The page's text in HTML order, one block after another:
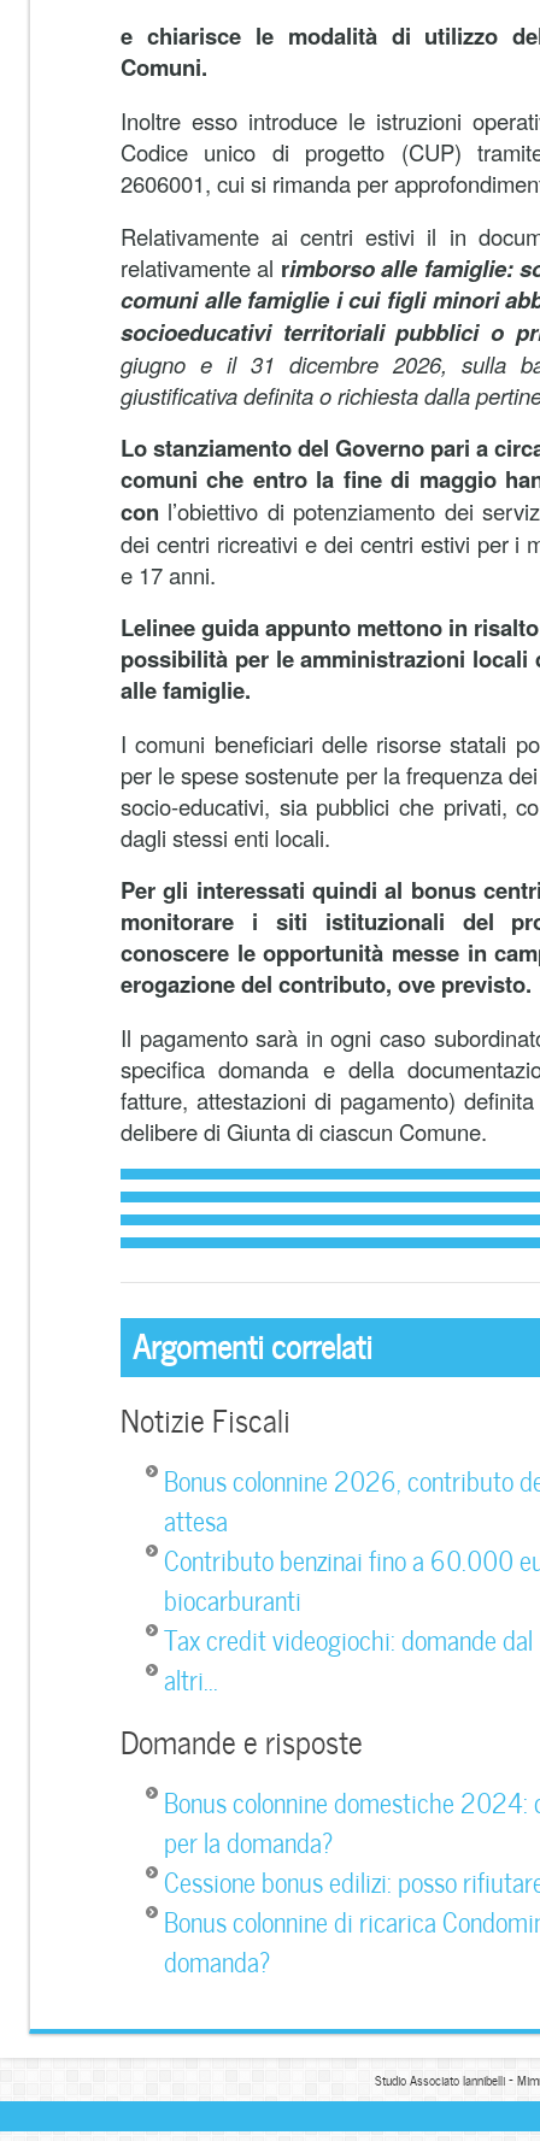
e chiarisce le modalità di utilizzo
Comuni.
Inoltre esso introduce le istruzioni
Codice unico di progetto (CUP)
2606001, cui si rimanda per
Relativamente ai centri estivi il in
relativamente al rimborso alle famiglie:
comuni alle famiglie i cui figli minori
socioeducativi territoriali pubblici o
giugno e il 31 dicembre 2026, sulla
giustificativa definita o richiesta dalla
Lo stanziamento del Governo pari a
comuni che entro la fine di maggio
con l’obiettivo di potenziamento dei
dei centri ricreativi e dei centri estivi per i
e 17 anni.
Lelinee guida appunto mettono in
possibilità per le amministrazioni
alle famiglie.
I comuni beneficiari delle risorse statali
per le spese sostenute per la frequenza
socio-educativi, sia pubblici che privati,
dagli stessi enti locali.
Per gli interessati quindi al bonus
monitorare i siti istituzionali del
conoscere le opportunità messe in
erogazione del contributo, ove previsto.
Il pagamento sarà in ogni caso
specifica domanda e della
fatture, attestazioni di pagamento)
delibere di Giunta di ciascun Comune.
Argomenti correlati
Notizie Fiscali
Bonus colonnine 2026, contributo
attesa
Contributo benzinai fino a 60.000
biocarburanti
Tax credit videogiochi: domande
altri...
Domande e risposte
Bonus colonnine domestiche 2024:
per la domanda?
Cessione bonus edilizi: posso
Bonus colonnine di ricarica
domanda?
Studio Associato Iannibelli -